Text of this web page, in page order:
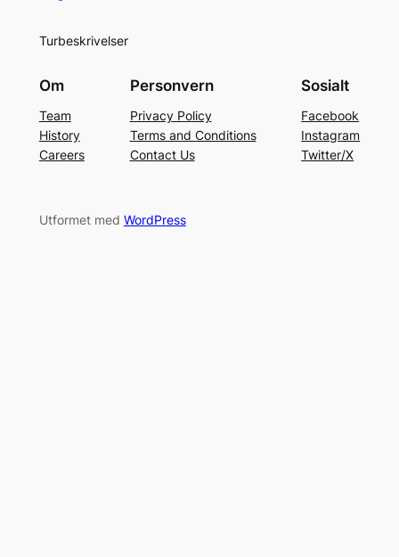
Turbeskrivelser
Om
Team
History
Careers
Personvern
Privacy Policy
Terms and Conditions
Contact Us
Sosialt
Facebook
Instagram
Twitter/X
Utformet med WordPress